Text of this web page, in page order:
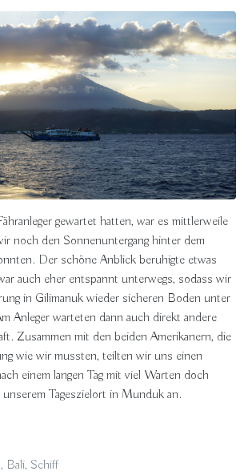
gewartet hatten, war es mittlerweile
noch den Sonnenuntergang hinter dem
Der schöne Anblick beruhigte etwas
auch eher entspannt unterwegs, sodass wir
in Gilimanuk wieder sicheren Boden unter
Anleger warteten dann auch direkt andere
Zusammen mit den beiden Amerikanern, die
wie wir mussten, teilten wir uns einen
einem langen Tag mit viel Warten doch
Tageszielort in Munduk an.
, Bali, Schiff